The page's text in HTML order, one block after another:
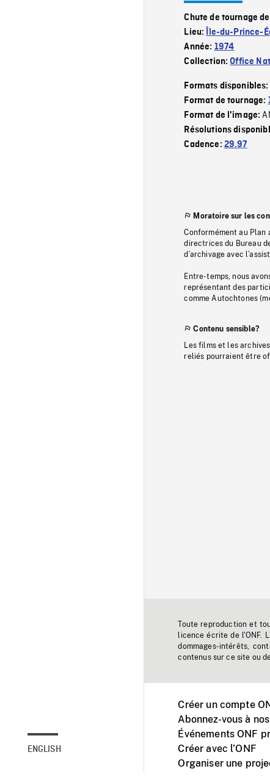
ENGLISH
Chute de tournage
Lieu:
Île-du-Prince-
Année: 1974
Collection:Office
Formats disponibles:
Format de tournage:
Format de l'image:
Résolutions
Cadence: 29.97
Moratoire sur les
Conformément au Plan
directrices du Bureau
d’archivage avec
Entre-temps, nous
représentant des
comme Autochtones
Contenu sensible?
Les films et les
reliés pourraient être
Toute reproduction et
licence écrite de l'ONF.
dommages-intérêts,
contenus sur ce site ou
Créer un compte
Abonnez-vous à
Événements ONF
Créer avec l’ONF
Organiser une